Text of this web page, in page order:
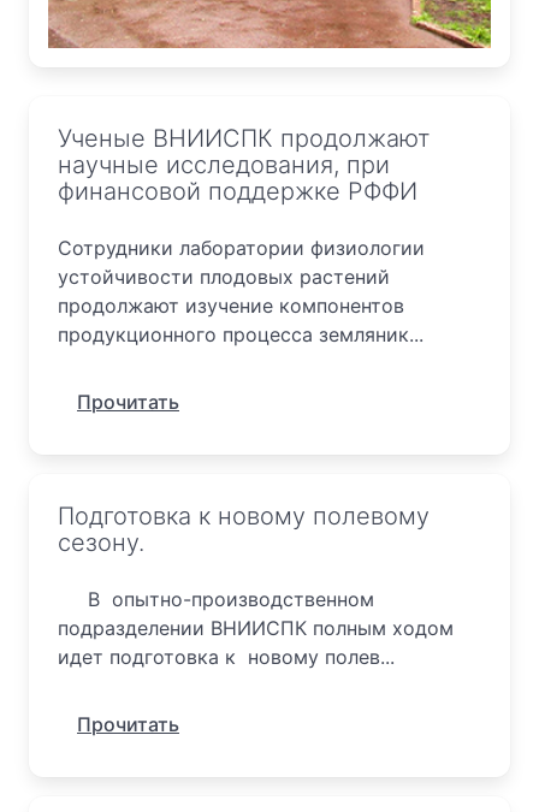
Ученые ВНИИСПК продолжают
научные исследования, при
финансовой поддержке РФФИ
Сотрудники лаборатории физиологии
устойчивости плодовых растений
продолжают изучение компонентов
продукционного процесса земляник...
Прочитать
Подготовка к новому полевому
сезону.
В опытно-производственном
подразделении ВНИИСПК полным ходом
идет подготовка к новому полев...
Прочитать